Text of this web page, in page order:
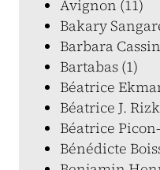
Avignon (11)
Bakary
Barbara
Bartabas (1)
Béatrice
Béatrice J.
Béatrice
Bénédicte